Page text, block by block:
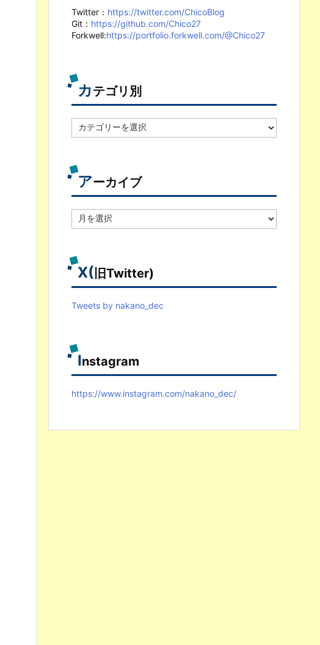
Twitter： https://twitter.com/ChicoBlog
Git： https://github.com/Chico27
Forkwell:https://portfolio.forkwell.com/@Chico27
カテゴリ別
テ
別
アーカイブ
ー
ブ
X( 旧Twitter)
Tweets by nakano_dec
Instagram
https://www.instagram.com/nakano_dec/